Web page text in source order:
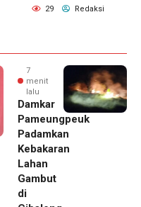
29 Redaksi
7
menit
lalu
Damkar
Pameungpeuk
Padamkan
Kebakaran
Lahan
Gambut
di